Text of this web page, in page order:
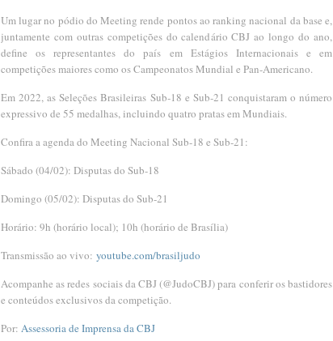
Um lugar no pódio do Meeting rende pontos ao ranking nacional da base e,
juntamente com outras competições do calendário CBJ ao longo do ano,
define os representantes do país em Estágios Internacionais e em
competições maiores como os Campeonatos Mundial e Pan-Americano.
Em 2022, as Seleções Brasileiras Sub-18 e Sub-21 conquistaram o número
expressivo de 55 medalhas, incluindo quatro pratas em Mundiais.
Confira a agenda do Meeting Nacional Sub-18 e Sub-21:
Sábado (04/02): Disputas do Sub-18
Domingo (05/02): Disputas do Sub-21
Horário: 9h (horário local); 10h (horário de Brasília)
Transmissão ao vivo: youtube.com/brasiljudo
Acompanhe as redes sociais da CBJ (@JudoCBJ) para conferir os bastidores
e conteúdos exclusivos da competição.
Por: Assessoria de Imprensa da CBJ